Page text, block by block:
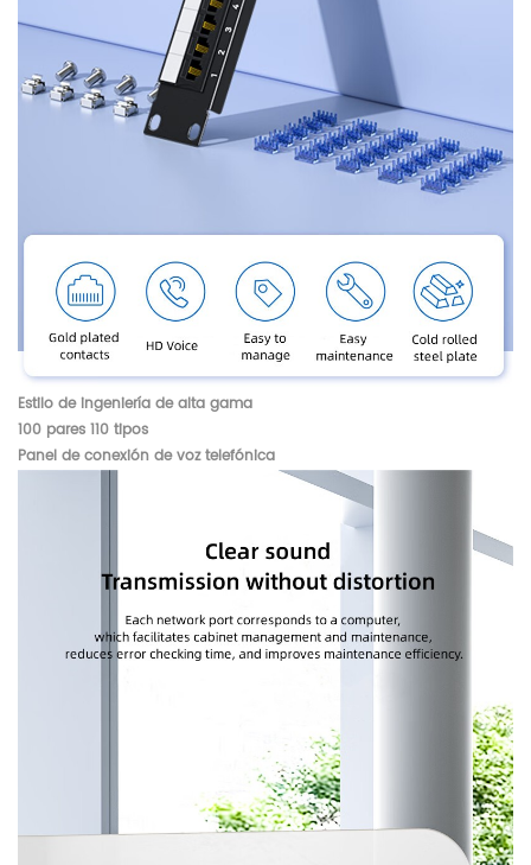
Estilo de ingeniería de alta gama
100 pares 110 tipos
Panel de conexión de voz telefónica